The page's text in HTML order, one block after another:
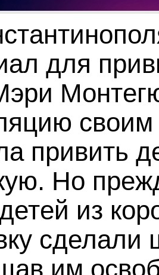
для
привить
Но
из
им